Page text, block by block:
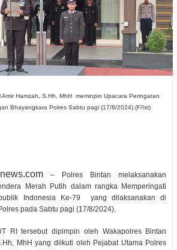
Hamzah, S.Hh, MhH meminpin Upacara Peringatan
Bhayangkara Polres Sabtu pagi (17/8/2024).(F/Ist)
– Polres Bintan melaksanakan
Merah Putih dalam rangka Memperingati
Indonesia Ke-79
yang dilaksanakan di
pada Sabtu pagi (17/8/2024).
RI tersebut dipimpin oleh Wakapolres Bintan
MhH yang diikuti oleh Pejabat Utama Polres